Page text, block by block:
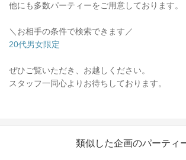
他にも多数パーティーをご用意しております。
＼お相手の条件で検索できます／
20代男女限定
ぜひご覧いただき、お越しください。
スタッフ一同心よりお待ちしております。
類似した企画のパーティ